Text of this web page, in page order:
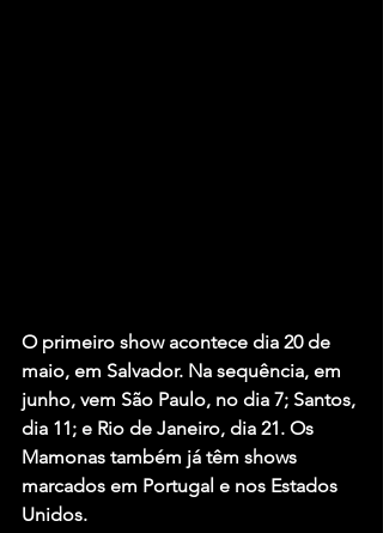
O primeiro show acontece dia 20 de
maio, em Salvador. Na sequência, em
junho, vem São Paulo, no dia 7; Santos,
dia 11; e Rio de Janeiro, dia 21. Os
Mamonas também já têm shows
marcados em Portugal e nos Estados
Unidos.